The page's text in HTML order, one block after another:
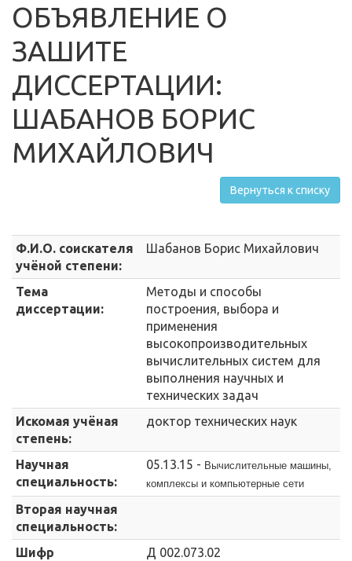
ОБЪЯВЛЕНИЕ О
ЗАШИТЕ
ДИССЕРТАЦИИ:
ШАБАНОВ БОРИС
МИХАЙЛОВИЧ
Вернуться к списку
Ф.И.О. соискателя
учёной степени:
Шабанов Борис Михайлович
Тема
диссертации:
Методы и способы
построения, выбора и
применения
высокопроизводительных
вычислительных систем для
выполнения научных и
технических задач
Искомая учёная
степень:
доктор технических наук
Научная
специальность:
05.13.15 - Вычислительные машины,
комплексы и компьютерные сети
Вторая научная
специальность:
Шифр
Д 002.073.02